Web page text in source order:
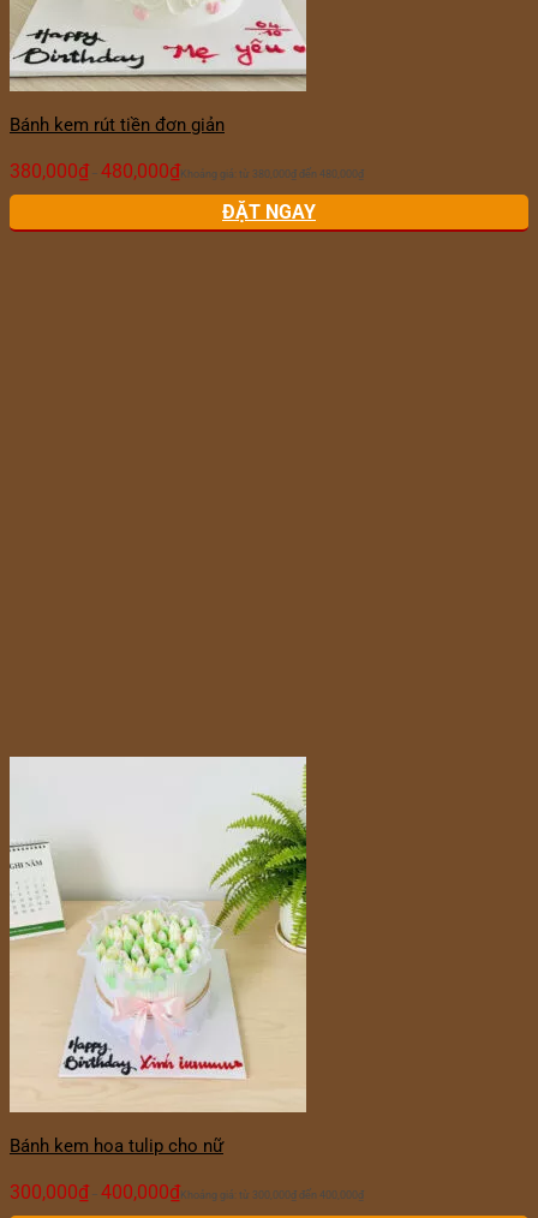
Bánh kem rút tiền đơn giản
380,000₫ – 480,000₫ Khoảng giá: từ 380,000₫ đến 480,000₫
ĐẶT NGAY
Bánh kem hoa tulip cho nữ
300,000₫ – 400,000₫ Khoảng giá: từ 300,000₫ đến 400,000₫